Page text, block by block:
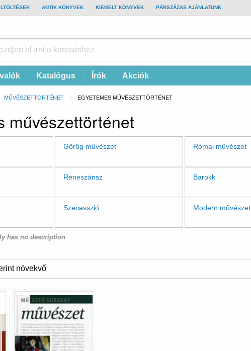
ANTIK KÖNYVEK KIEMELT KÖNYVEK PÁRSZÁZAS AJÁNLATUNK
Katalógus Írók Akciók
MŰVÉSZETTÖRTÉNET CURRENT:
EGYETEMES MŰVÉSZETTÖRTÉNET
művészettörténet
Görög művészet Római művészet
Reneszánsz Barokk
Szecesszió Modern művészet
has no description